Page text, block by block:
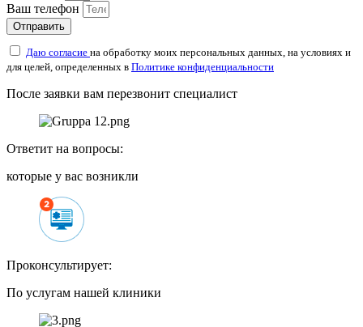
Ваш телефон
Даю согласие на обработку моих персональных данных, на условиях и
для целей, определенных в Политике конфиденциальности
Отправить
После заявки вам перезвонит специалист
Ответит на вопросы:
которые у вас возникли
Проконсультирует:
По услугам нашей клиники